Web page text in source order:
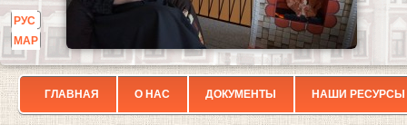
РУС
МАР
ГЛАВНАЯ О НАС ДОКУМЕНТЫ НАШИ РЕСУРСЫ